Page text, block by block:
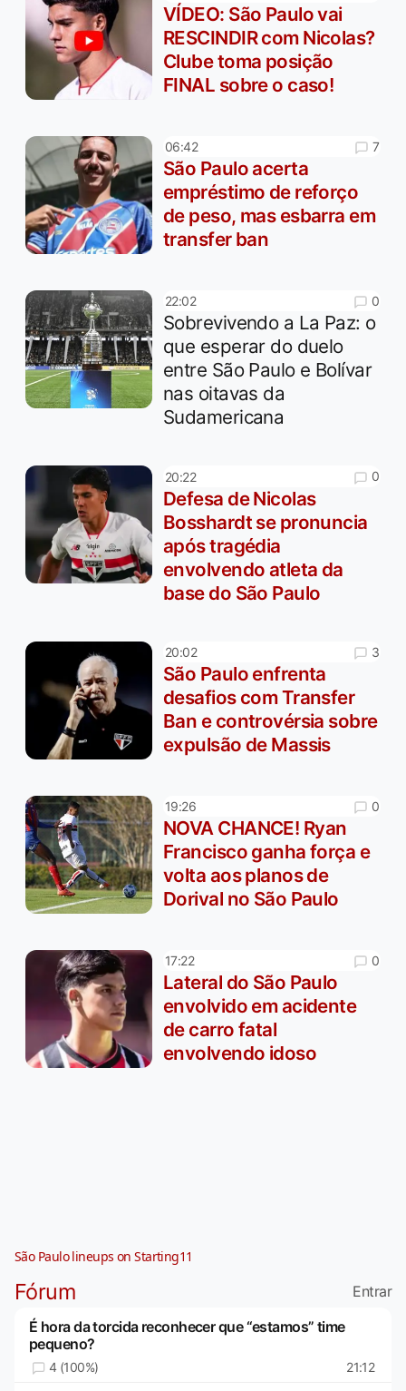
VÍDEO: São Paulo vai
RESCINDIR com Nicolas?
Clube toma posição
FINAL sobre o caso!
06:42 7
São Paulo acerta
empréstimo de reforço
de peso, mas esbarra em
transfer ban
22:02 0
Sobrevivendo a La Paz: o
que esperar do duelo
entre São Paulo e Bolívar
nas oitavas da
Sudamericana
20:22 0
Defesa de Nicolas
Bosshardt se pronuncia
após tragédia
envolvendo atleta da
base do São Paulo
20:02 3
São Paulo enfrenta
desafios com Transfer
Ban e controvérsia sobre
expulsão de Massis
19:26 0
NOVA CHANCE! Ryan
Francisco ganha força e
volta aos planos de
Dorival no São Paulo
17:22 0
Lateral do São Paulo
envolvido em acidente
de carro fatal
envolvendo idoso
São Paulo lineups on Starting11
Fórum
Entrar
É hora da torcida reconhecer que “estamos” time
pequeno?
4 (100%) 21:12